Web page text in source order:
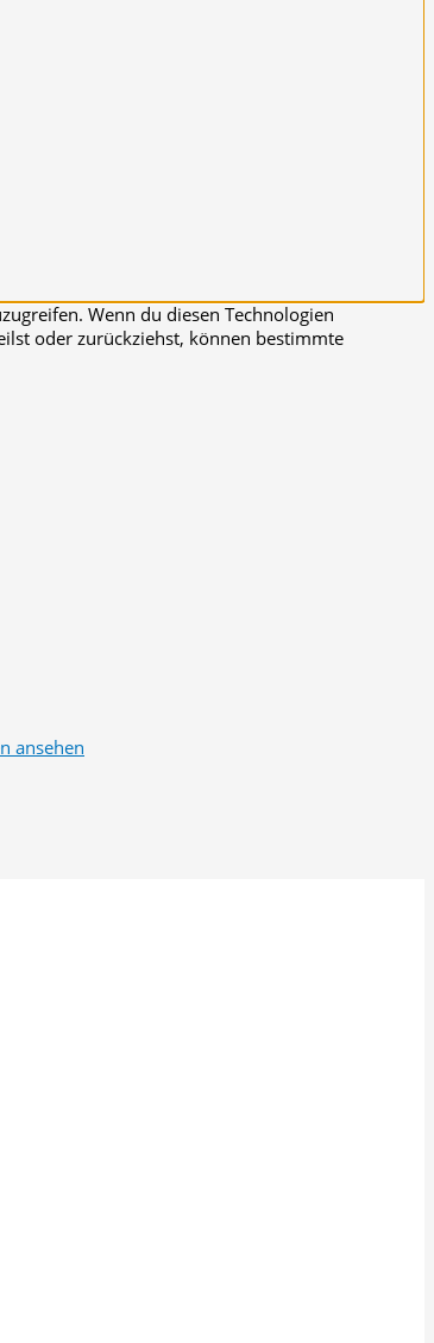
Wenn du diesen Technologien
oder zurückziehst, können bestimmte
ansehen